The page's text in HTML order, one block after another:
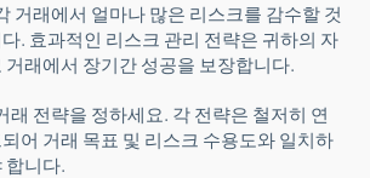
거래에서 얼마나 많은 리스크를 감수할 것
. 효과적인 리스크 관리 전략은 귀하의 자
거래에서 장기간 성공을 보장합니다.
래 전략을 정하세요. 각 전략은 철저히 연
어 거래 목표 및 리스크 수용도와 일치하
합니다.